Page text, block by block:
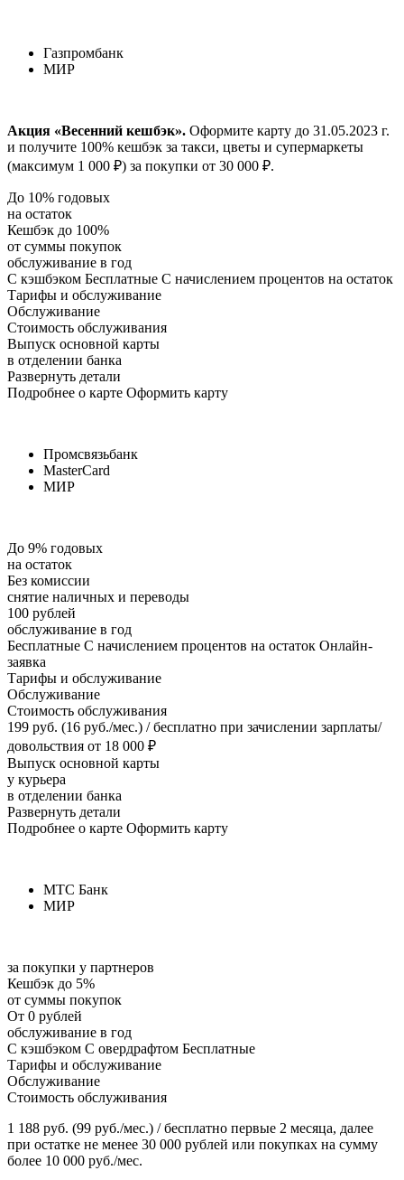
Газпромбанк
МИР
Акция «Весенний кешбэк». Оформите карту до 31.05.2023 г.
и получите 100% кешбэк за такси, цветы и супермаркеты
(максимум 1 000 ₽) за покупки от 30 000 ₽.
До 10% годовых
на остаток
Кешбэк до 100%
от суммы покупок
обслуживание в год
С кэшбэком Бесплатные С начислением процентов на остаток
Тарифы и обслуживание
Обслуживание
Стоимость обслуживания
Выпуск основной карты
в отделении банка
Развернуть детали
Подробнее о карте Оформить карту
Промсвязьбанк
MasterCard
МИР
До 9% годовых
на остаток
Без комиссии
снятие наличных и переводы
100 рублей
обслуживание в год
Бесплатные С начислением процентов на остаток Онлайн-
заявка
Тарифы и обслуживание
Обслуживание
Стоимость обслуживания
199 руб. (16 руб./мес.) / бесплатно при зачислении зарплаты/
довольствия от 18 000 ₽
Выпуск основной карты
у курьера
в отделении банка
Развернуть детали
Подробнее о карте Оформить карту
МТС Банк
МИР
за покупки у партнеров
Кешбэк до 5%
от суммы покупок
От 0 рублей
обслуживание в год
С кэшбэком С овердрафтом Бесплатные
Тарифы и обслуживание
Обслуживание
Стоимость обслуживания
1 188 руб. (99 руб./мес.) / бесплатно первые 2 месяца, далее
при остатке не менее 30 000 рублей или покупках на сумму
более 10 000 руб./мес.